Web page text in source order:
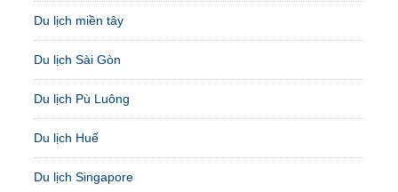
Du lịch miền tây
Du lịch Sài Gòn
Du lịch Pù Luông
Du lịch Huế
Du lịch Singapore